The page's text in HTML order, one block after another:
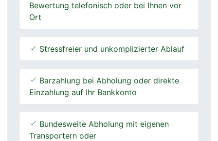
Bewertung telefonisch oder bei Ihnen vor
Ort
Stressfreier und unkomplizierter Ablauf
Barzahlung bei Abholung oder direkte
Einzahlung auf Ihr Bankkonto
Bundesweite Abholung mit eigenen
Transportern oder